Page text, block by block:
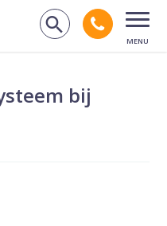
Zoek op
Bel
bij